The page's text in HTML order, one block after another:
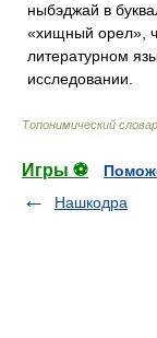
ныбэджай в
«хищный орел»,
литературном
исследовании.
Топонимический
Игры ⚽
Нашкодра